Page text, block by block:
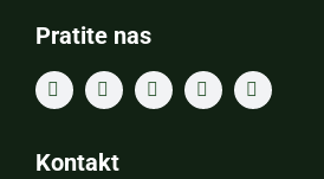
Pratite nas
Kontakt